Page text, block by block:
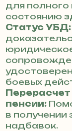
для полного
состоянию
Статус УБД:
боевых
пенсии:
в получении
надбавок.